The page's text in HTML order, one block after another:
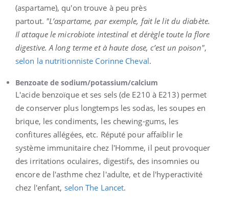
(aspartame), qu'on trouve à peu près
partout. "L’aspartame, par exemple, fait le lit du diabète.
Il attaque le microbiote intestinal et dérègle toute la flore
digestive. A long terme et à haute dose, c’est un poison",
selon la nutritionniste Corinne Cheval.
Benzoate de sodium/potassium/calcium
L'acide benzoïque et ses sels (de E210 à E213) permet
de conserver plus longtemps les sodas, les soupes en
brique, les condiments, les chewing-gums, les
confitures allégées, etc. Réputé pour affaiblir le
système immunitaire chez l'Homme, il peut provoquer
des irritations oculaires, digestifs, des insomnies ou
encore de l'asthme chez l'adulte, et de l'hyperactivité
chez l'enfant, selon The Lancet.